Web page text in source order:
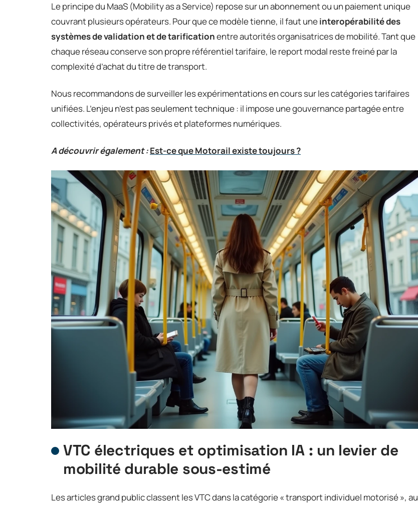
Le principe du MaaS (Mobility as a Service) repose sur un abonnement ou un paiement unique
couvrant plusieurs opérateurs. Pour que ce modèle tienne, il faut uneinteropérabilité des
systèmes de validation et de tarificationentre autorités organisatrices de mobilité. Tant que
chaque réseau conserve son propre référentiel tarifaire, le report modal reste freiné par la
complexité d’achat du titre de transport.
Nous recommandons de surveiller les expérimentations en cours sur les catégories tarifaires
unifiées. L’enjeu n’est pas seulement technique : il impose une gouvernance partagée entre
collectivités, opérateurs privés et plateformes numériques.
A découvrir également :Est-ce que Motorail existe toujours ?
VTC électriques et optimisation IA : un levier de
mobilité durable sous-estimé
Les articles grand public classent les VTC dans la catégorie « transport individuel motorisé », au